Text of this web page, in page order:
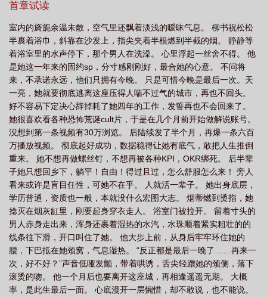
首章试读
室内的旖旎余温未散，空气里还飘着淡浅的暧昧气息。 柳书祝松松
半裹着浴巾，斜靠在沙发上，指尖夹着半根燃到半截的烟。 静静等
着浴室里的水声停下，那个男人在洗澡。 心里浮起一丝舍不得。 他
是她这一年来的固约sp，分寸感刚刚好，最合她的心意。 不问将
来，不承诺永远，他们只拥有今晚。 只是可惜今晚是最后一次。天
一亮，她就要彻底逃离这座压得人喘不过气的城市，再也不回头。
好不容易下定决心辞掉耗了她四年的工作，发誓再也不会回来了。
她很喜欢看各种恐怖荒诞cult片，于是在几个月前开始做解说账号。
没想到第一条视频有30万浏览。 后陆续发了半个月，再爆一条六百
万播放视频。 彻底起好成功，数据稳得让她有底气，敢把人生推倒
重来。 她不想再做螺丝钉，不想再被各种KPI，OKR绑死。 后半辈
子她只想回乡下，躺平！自由！得过且过，怎么舒服怎么来！ 旁人
看来或许是盲目任性，可她不在乎。 人就活一辈子。 她出身底层，
学历普通，资质也一般，本就没什么宏图大志。 烟蒂燃到烫指，她
捻灭在烟灰缸里，刚要起身穿衣走人。 浴室门被拉开。 留着寸头的
男人赤身走出来，浑身还裹着湿热的水汽，水珠顺着紧实粗壮的的
线条往下滑，开口叫住了她。 他大步上前，从身后牢牢环住她的
腰，下巴抵在她颈窝，气息湿热。 “反正都是最后一晚了……再来一
次，好不好？”声音低哑发颤，带着哄诱，舌尖轻蹭她的颈侧，落下
滚烫的吻。 他一个月后也要离开这座城，再相逢遥遥无期。 大概
率，是此生最后一面。 心底漫开一层惋惜，却不敢说，也不能说。